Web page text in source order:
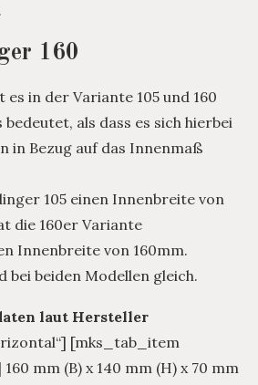
160
es in der Variante 105 und 160
als dass es sich hierbei
in Bezug auf das Innenmaß
105 einen Innenbreite von
die 160er Variante
Innenbreite von 160mm.
bei beiden Modellen gleich.
laut Hersteller
[mks_tab_item
mm (B) x 140 mm (H) x 70 mm